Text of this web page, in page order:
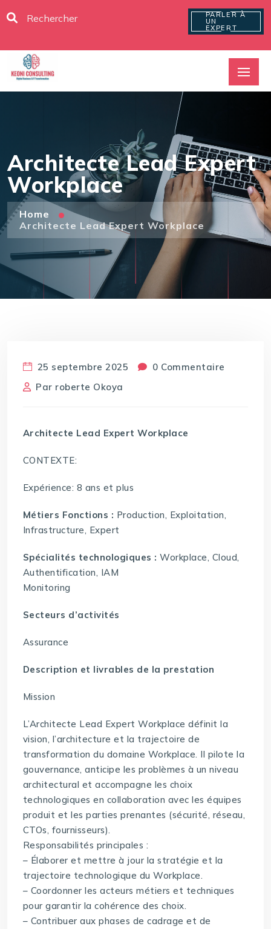
PARLER À
UN
EXPERT
Architecte Lead Expert
Workplace
Home
Architecte Lead Expert Workplace
25 septembre 2025
0 Commentaire
Par roberte Okoya
Architecte Lead Expert Workplace
CONTEXTE:
Expérience: 8 ans et plus
Métiers Fonctions : Production, Exploitation,
Infrastructure, Expert
Spécialités technologiques :Workplace, Cloud,
Authentification, IAM
Monitoring
Secteurs d’activités
Assurance
Description et livrables de la prestation
Mission
L’Architecte Lead Expert Workplace définit la
vision, l’architecture et la trajectoire de
transformation du domaine Workplace. Il pilote la
gouvernance, anticipe les problèmes à un niveau
architectural et accompagne les choix
technologiques en collaboration avec les équipes
produit et les parties prenantes (sécurité, réseau,
CTOs, fournisseurs).
Responsabilités principales :
– Élaborer et mettre à jour la stratégie et la
trajectoire technologique du Workplace.
– Coordonner les acteurs métiers et techniques
pour garantir la cohérence des choix.
– Contribuer aux phases de cadrage et de